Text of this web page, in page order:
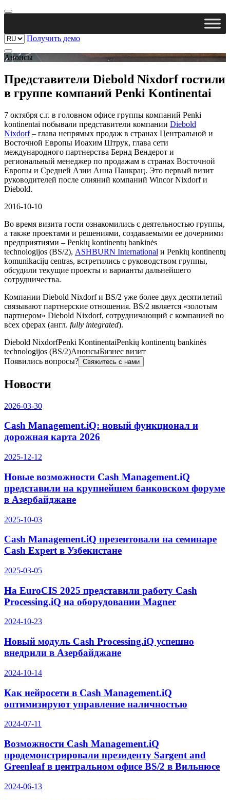
Получить демо
Анонсы
Представители Diebold Nixdorf гостили
в группе компаний Penki Kontinentai
7 октября с.г. в головном офисе группы компаний Penki
kontinentai побывали представители компании Diebold
Nixdorf– глава непрямых продаж в странах Центральной и
Восточной Европы Иоахим Штрук, глава сети
международного партнерства Бернд Вендерот и
региональный менеджер по продажам в странах Восточной
Европы и Средней Азии Анна Панкрац. Это первый визит
руководителей после слияний компаний Wincor Nixdorf и
Diebold.
2016-10-10
Во время визита гости ознакомились с деятельностью группы,
а также проектами и решениями, создаваемыми ее дочерними
предприятиями – Penkių kontinentų bankinės
technologijos (BS/2), ASHBURN International и Penkių kontinentų
komunikacijų centras, встретились с руководством группы,
обсудили текущие проекты и варианты дальнейшего
сотрудничества.
Компании Diebold Nixdorf и BS/2 уже более двух десятилетий
связывают партнерские отношения. BS/2 является «золотым
партнером» Diebold Nixdorf, сотрудничающий с компанией во
всех сферах (англ. fully integrated).
Diebold NixdorfPenki KontinentaiPenkių kontinentų bankinės
technologijos (BS/2)АнонсыБизнес визит
Появились вопросы? Свяжитесь с нами
Новости
2026-03-30
Cash Management.iQ: новый функционал и
дорожная карта 2026
2025-12-12
Новые возможности Cash Management.iQ
представили на крупнейшем банковском форуме
в Азербайджане
2025-10-03
Cash Management.iQ презентовали на семинаре
Cash Expert в Узбекистане
2025-03-05
На EuroCIS 2025 представили работу Cash
Processing.iQ на оборудовании Magner
2024-10-23
Новый модуль Cash Processing.iQ успешно
внедрили в Азербайджане
2024-10-14
Как нейросети в Cash Management.iQ
оптимизируют управление наличностью
2024-07-11
Возможности Cash Management.iQ
продемонстрировали президенту Sargent and
Greenleaf в центральном офисе BS/2 в Вильнюсе
2024-06-13